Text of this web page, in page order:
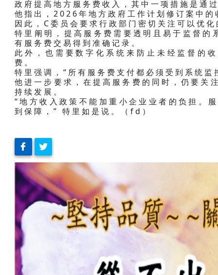
政府提高地方服务费收入，其中一项措施是通
他指出，2026年地方政府工作计划修订案中
因此，C委员会要求行政部门密切关注可以优
特里阐明，提高服务费需要透明且易于监督
有服务费交易得到准确记录。
此外，也需要数字化系统来防止未经监督的
费。
特里强调，“所有服务费支付都必须受到系统
他进一步要求，在提高服务费的同时，仍要
持续发展。
“地方收入政策不能加重小企业业者的负担。
到保障，” 特里如是说。（fd）